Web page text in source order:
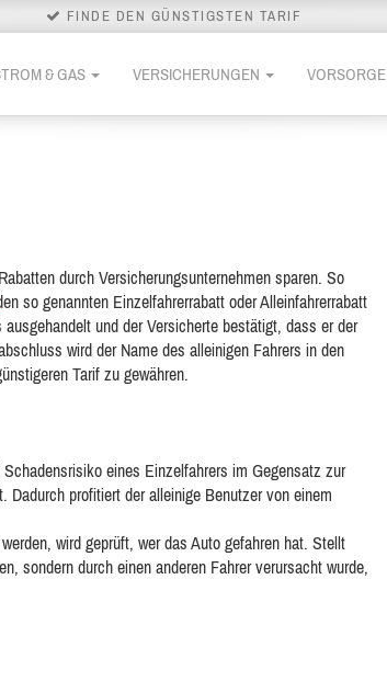
FINDE DEN GÜNSTIGSTEN TARIF
& GAS VERSICHERUNGEN VORSORGE
durch Versicherungsunternehmen sparen. So
so genannten Einzelfahrerrabatt oder Alleinfahrerrabatt
und der Versicherte bestätigt, dass er der
wird der Name des alleinigen Fahrers in den
Tarif zu gewähren.
eines Einzelfahrers im Gegensatz zur
Dadurch profitiert der alleinige Benutzer von einem
wird geprüft, wer das Auto gefahren hat. Stellt
sondern durch einen anderen Fahrer verursacht wurde,